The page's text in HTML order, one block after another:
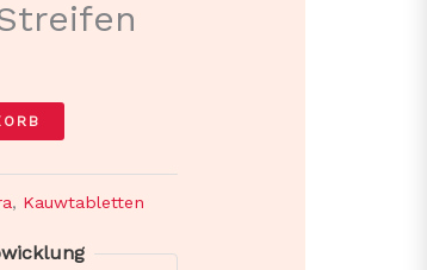
, Kauwtabletten